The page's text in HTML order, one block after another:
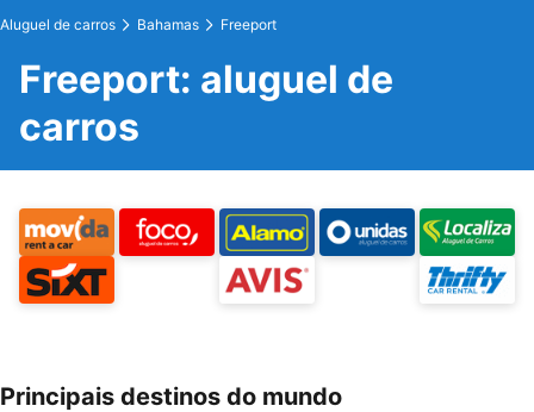
Aluguel de carros Bahamas Freeport
Freeport: aluguel de
carros
Principais destinos do mundo